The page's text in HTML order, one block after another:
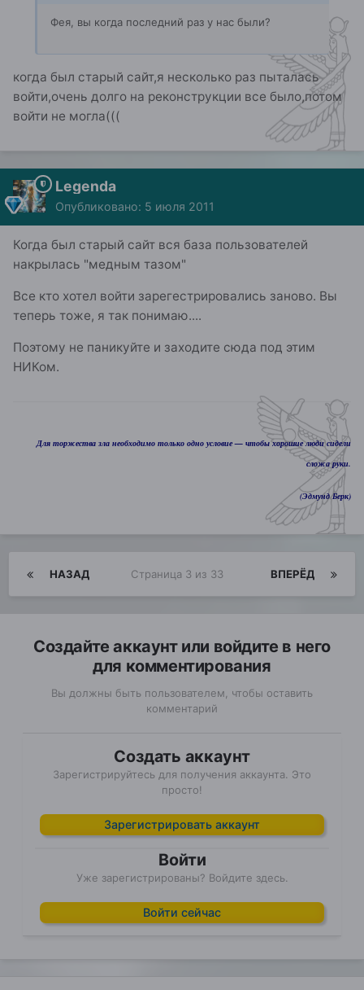
Фея, вы когда последний раз у нас были?
когда был старый сайт,я несколько раз пыталась
войти,очень долго на реконструкции все было,потом
войти не могла(((
Legenda
Опубликовано: 5 июля 2011
Когда был старый сайт вся база пользователей
накрылась "медным тазом"
Все кто хотел войти зарегестрировались заново. Вы
теперь тоже, я так понимаю....
Поэтому не паникуйте и заходите сюда под этим
НИКом.
Для торжества зла необходимо только одно условие — чтобы хорошие люди сидели
сложа руки.
(Эдмунд Берк)
НАЗАД ВПЕРЁД
Страница 3 из 33
Создайте аккаунт или войдите в него
для комментирования
Вы должны быть пользователем, чтобы оставить
комментарий
Создать аккаунт
Зарегистрируйтесь для получения аккаунта. Это
просто!
Зарегистрировать аккаунт
Войти
Уже зарегистрированы? Войдите здесь.
Войти сейчас